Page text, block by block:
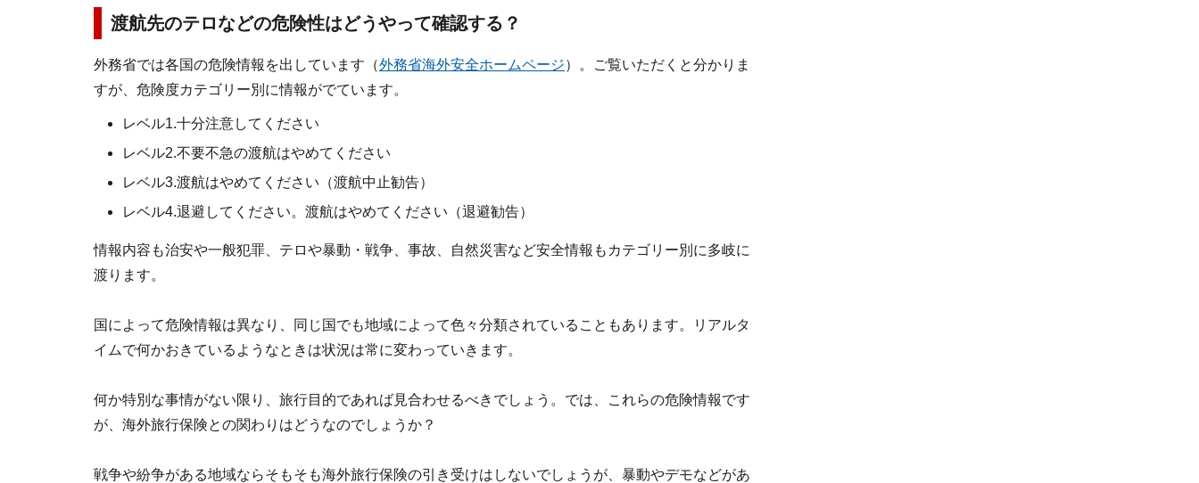
渡航先のテロなどの危険性はどうやって確認する？
外務省では各国の危険情報を出しています（外務省海外安全ホームページ）。ご覧いただくと分かりま
すが、危険度カテゴリー別に情報がでています。
レベル1.十分注意してください
レベル2.不要不急の渡航はやめてください
レベル3.渡航はやめてください（渡航中止勧告）
レベル4.退避してください。渡航はやめてください（退避勧告）
情報内容も治安や一般犯罪、テロや暴動・戦争、事故、自然災害など安全情報もカテゴリー別に多岐に
渡ります。
国によって危険情報は異なり、同じ国でも地域によって色々分類されていることもあります。リアルタ
イムで何かおきているようなときは状況は常に変わっていきます。
何か特別な事情がない限り、旅行目的であれば見合わせるべきでしょう。では、これらの危険情報です
が、海外旅行保険との関わりはどうなのでしょうか？
戦争や紛争がある地域ならそもそも海外旅行保険の引き受けはしないでしょうが、暴動やデモなどがあ